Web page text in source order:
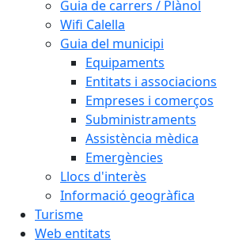
Guia de carrers / Plànol
Wifi Calella
Guia del municipi
Equipaments
Entitats i associacions
Empreses i comerços
Subministraments
Assistència mèdica
Emergències
Llocs d'interès
Informació geogràfica
Turisme
Web entitats